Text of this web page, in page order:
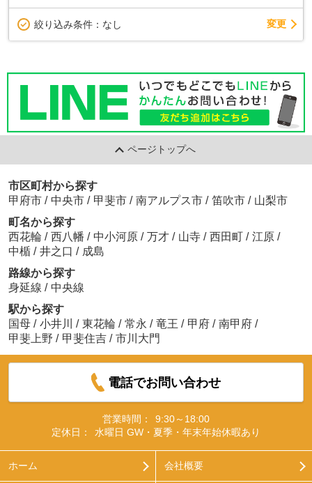
絞り込み条件： なし 変更
ページトップへ
市区町村から探す
甲府市 / 中央市 / 甲斐市 / 南アルプス市 / 笛吹市 / 山梨市
町名から探す
西花輪 / 西八幡 / 中小河原 / 万才 / 山寺 / 西田町 / 江原 /
中楯 / 井之口 / 成島
路線から探す
身延線 / 中央線
駅から探す
国母 / 小井川 / 東花輪 / 常永 / 竜王 / 甲府 / 南甲府 /
甲斐上野 / 甲斐住吉 / 市川大門
電話でお問い合わせ
営業時間：
9:30～18:00
定休日：
水曜日 GW・夏季・年末年始休暇あり
ホーム 会社概要